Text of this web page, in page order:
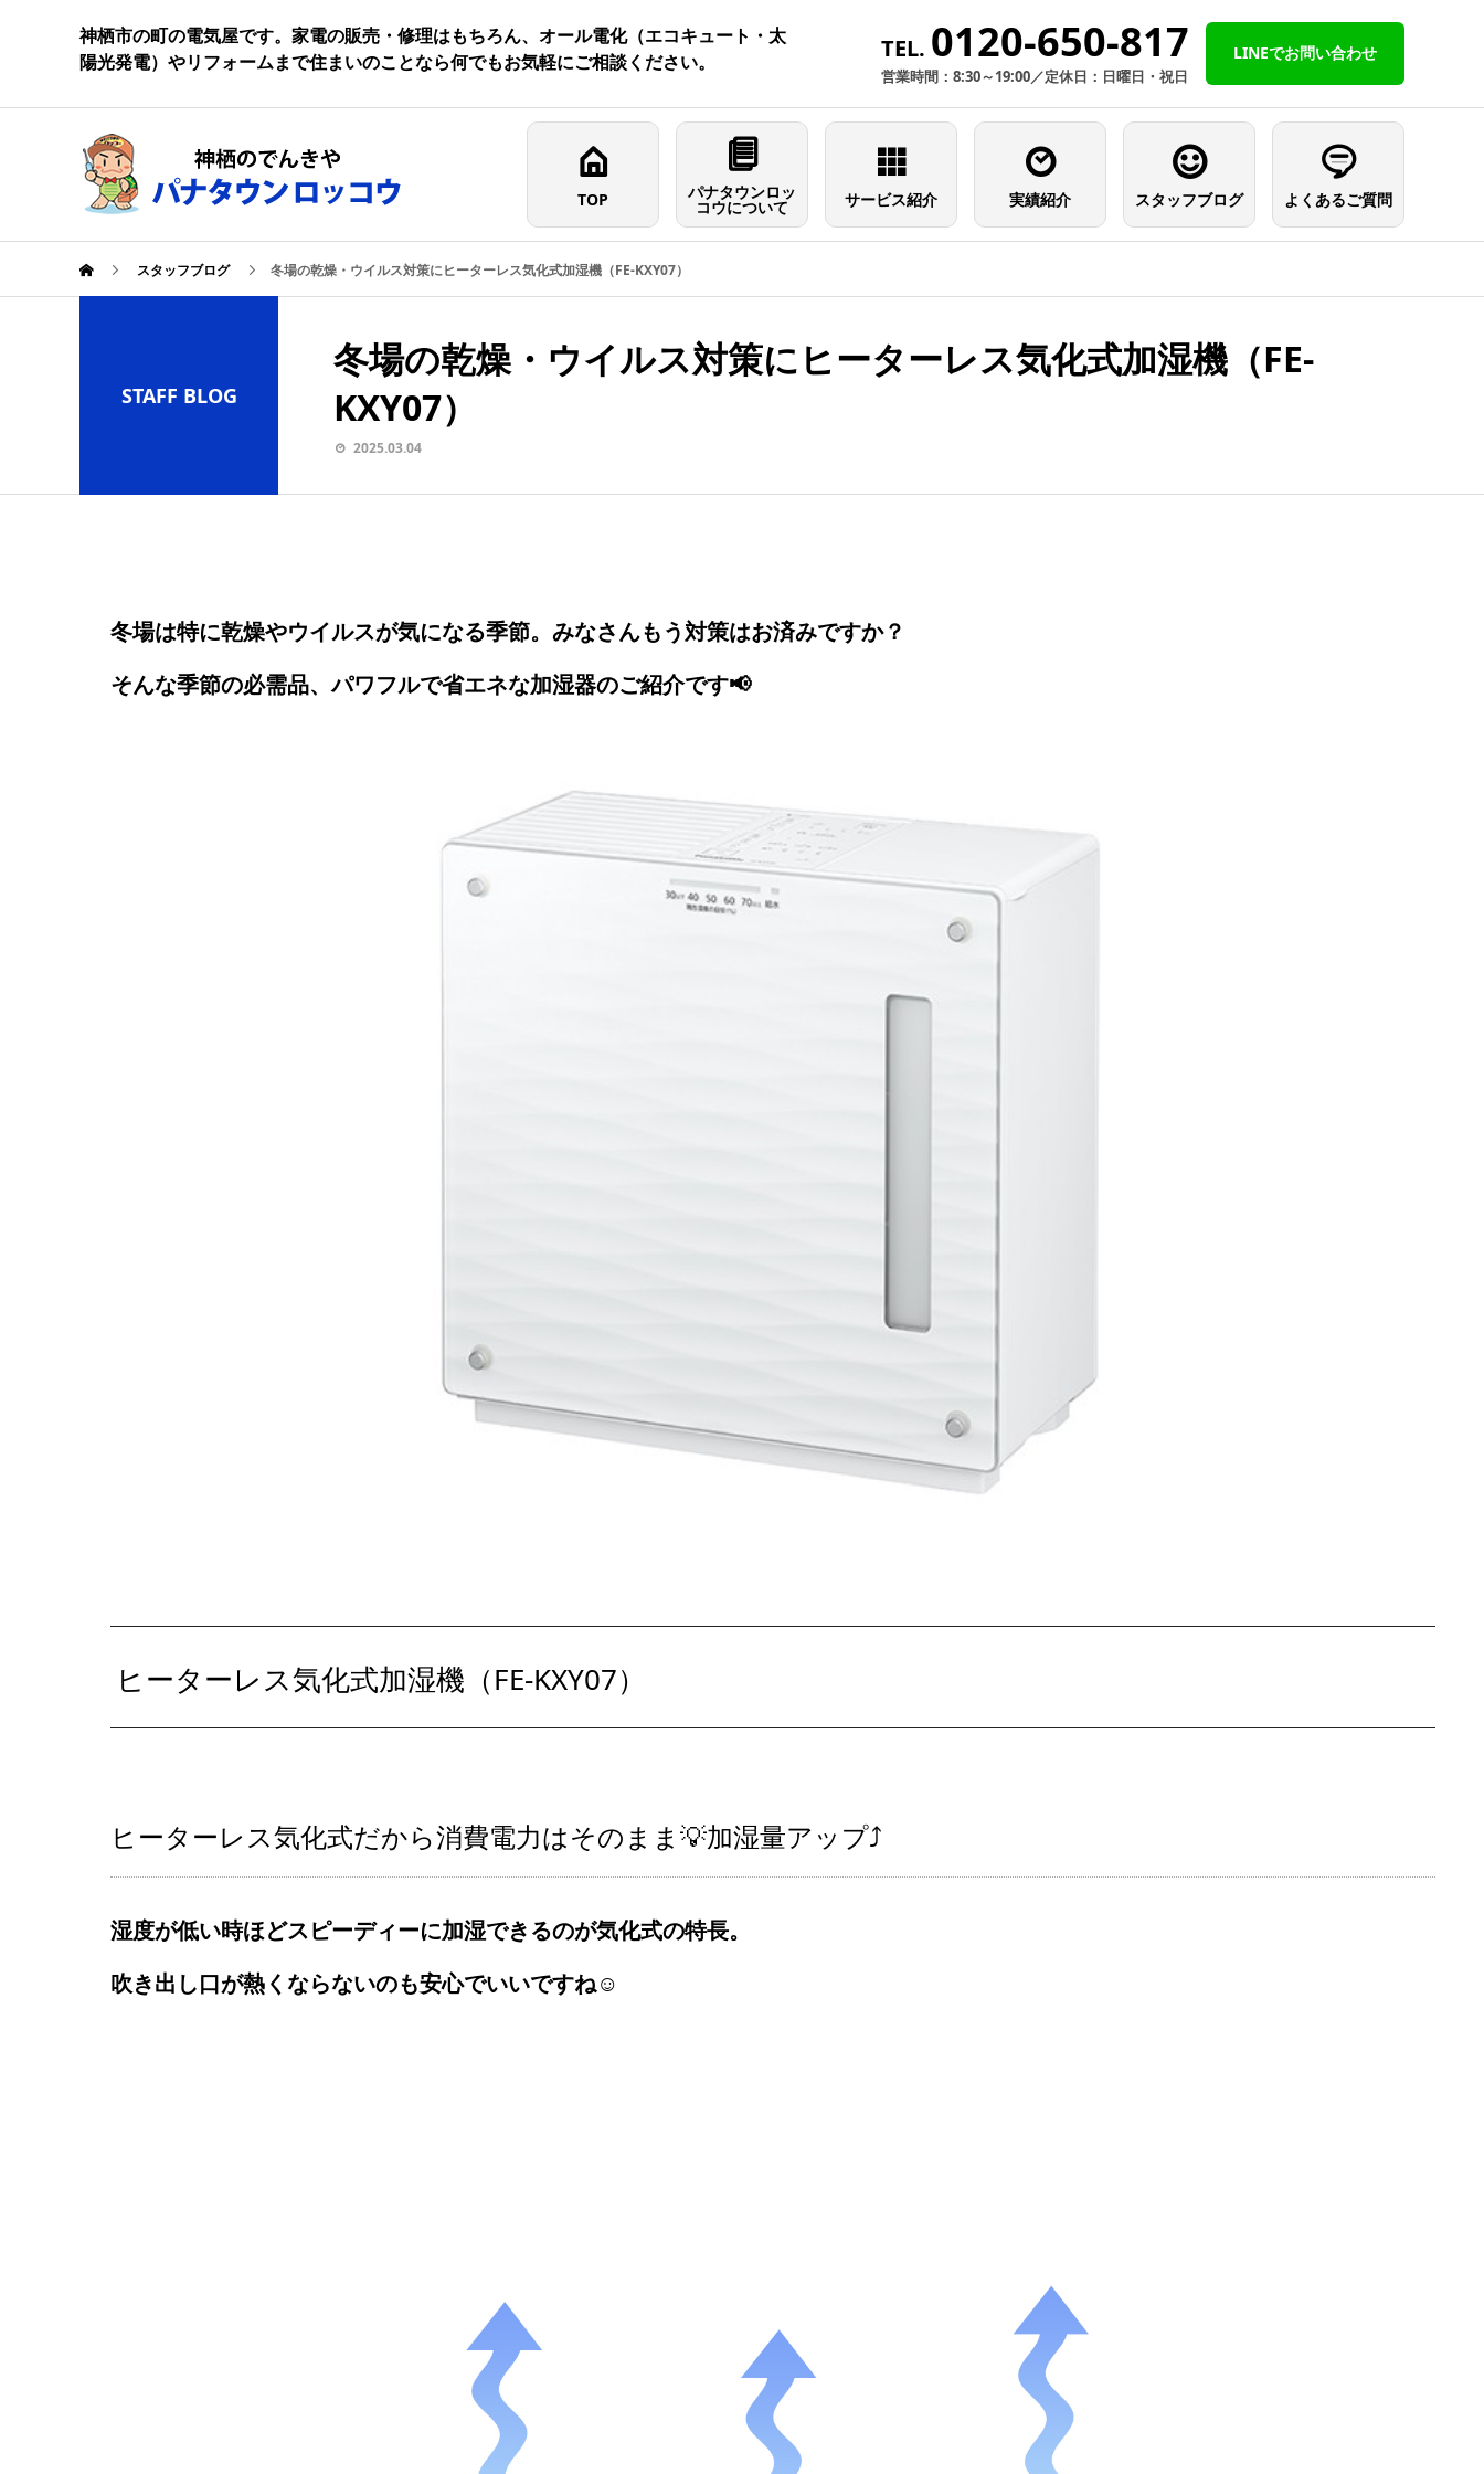
神栖市の町の電気屋です。家電の販売・修理はもちろん、オール電化（エコキュート・太
陽光発電）やリフォームまで住まいのことなら何でもお気軽にご相談ください。
TEL. 0120-650-817
営業時間：8:30～19:00／定休日：日曜日・祝日
LINEでお問い合わせ
TOP パナタウンロッ
コウについて サービス紹介 実績紹介 スタッフブログ よくあるご質問
スタッフブログ 冬場の乾燥・ウイルス対策にヒーターレス気化式加湿機（FE-KXY07）
STAFF BLOG
冬場の乾燥・ウイルス対策にヒーターレス気化式加湿機（FE-
KXY07）
2025.03.04
冬場は特に乾燥やウイルスが気になる季節。みなさんもう対策はお済みですか？
そんな季節の必需品、パワフルで省エネな加湿器のご紹介です📢
ヒーターレス気化式加湿機（FE-KXY07）
ヒーターレス気化式だから消費電力はそのまま💡加湿量アップ⤴️
湿度が低い時ほどスピーディーに加湿できるのが気化式の特長。
吹き出し口が熱くならないのも安心でいいですね☺️